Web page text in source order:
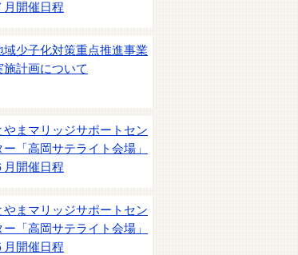
月開催日程
域少子化対策重点推進事業
施計画について
やまマリッジサポートセン
ー「高岡サテライト会場」
月開催日程
やまマリッジサポートセン
ー「高岡サテライト会場」
月開催日程